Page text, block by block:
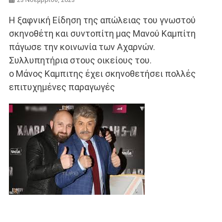
Η ξαφνική Είδηση της απώλειας του γνωστού
σκηνοθέτη και συντοπίτη μας Μανού Καμπίτη
πάγωσε την κοινωνία των Αχαρνών.
Συλλυπητήρια στους οικείους του.
ο Μάνος Καμπιτης έχει σκηνοθετήσει πολλές
επιτυχημένες παραγωγές